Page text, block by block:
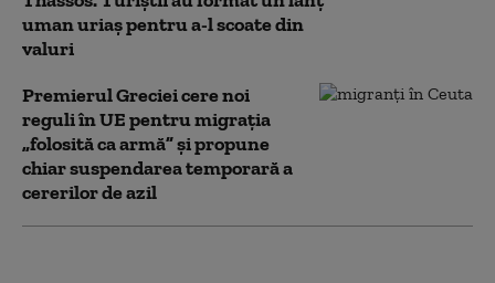
uman uriaș pentru a-l scoate din
valuri
Premierul Greciei cere noi
reguli în UE pentru migrația
„folosită ca armă” și propune
chiar suspendarea temporară a
cererilor de azil